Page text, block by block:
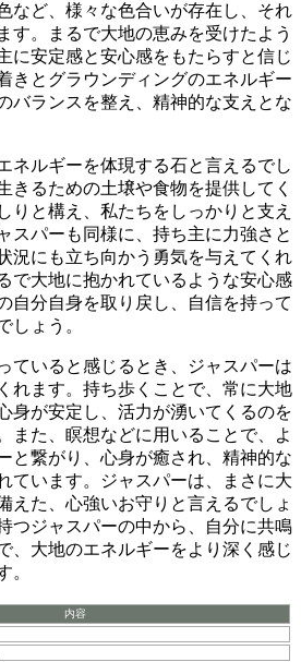
など、様々な色合いが存在し、それ
す。まるで大地の恵みを受けたよう
に安定感と安心感をもたらすと信じ
きとグラウンディングのエネルギー
バランスを整え、精神的な支えとな
ネルギーを体現する石と言えるでし
きるための土壌や食物を提供してく
りと構え、私たちをしっかりと支え
スパーも同様に、 持ち主に力強さと
況にも立ち向かう勇気を与えてくれ
で大地に抱かれているような安心感
自分自身を取り戻し、自信を持って
しょう。
ていると感じるとき、ジャスパーは
れます。 持ち歩くことで、常に大地
身が安定し、活力が湧いてくるのを
また、瞑想などに用いることで、よ
と繋がり、心身が癒され、精神的な
ています。ジャスパーは、まさに大
えた、心強いお守りと言えるでしょ
つジャスパーの中から、
自分に共鳴
、大地のエネルギーをより深く感じ
。
内容